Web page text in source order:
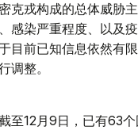
克戎构成的总体威胁
感染严重程度、以及
目前已知信息依然有
调整。
至12月9日，已有63